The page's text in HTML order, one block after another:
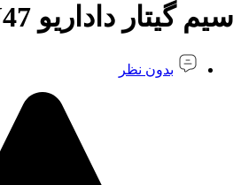
سیم گیتار داداریو EJ47
بدون نظر